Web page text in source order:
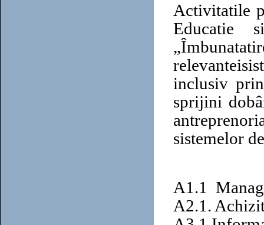
Activitatile
Educatie
relevantei
inclusiv
sprijini
sistemelor
A1.1
A2.1.